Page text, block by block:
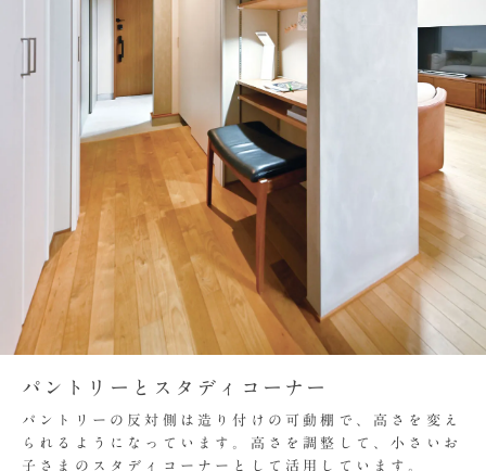
パントリーとスタディコーナー
パントリーの反対側は造り付けの可動棚で、高さを変え
られるようになっています。高さを調整して、小さいお
子さまのスタディコーナーとして活用しています。